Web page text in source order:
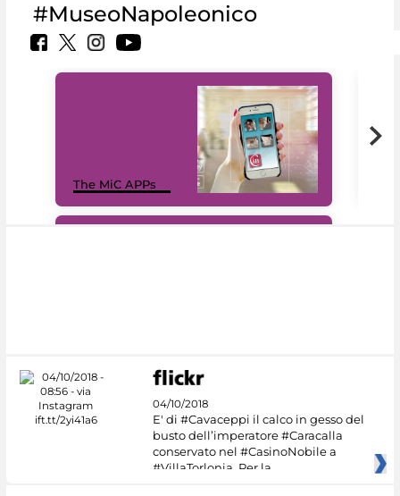
#MuseoNapoleonico
The MiC APPs
04/10/2018
E' di #Cavaceppi il calco in gesso del
busto dell’imperatore #Caracalla
conservato nel #CasinoNobile a
#VillaTorlonia. Per la